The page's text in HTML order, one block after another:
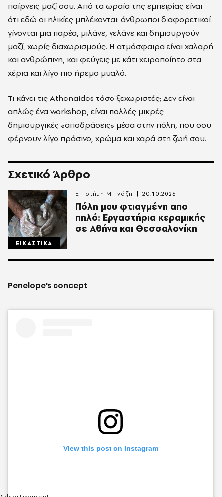
παίρνεις μαζί σου. Από τα ωραία της εμπειρίας είναι
ότι εδώ οι ηλικίες μπλέκονται: άνθρωποι διαφορετικοί
γίνονται μια παρέα, μιλάνε, γελάνε και δημιουργούν
μαζί, χωρίς διαχωρισμούς. Η ατμόσφαιρα είναι χαλαρή
και ανθρώπινη, και φεύγεις με κάτι χειροποίητο στα
χέρια και λίγο πιο ήρεμο μυαλό.
Τι κάνει τις Athenaides τόσο ξεχωριστές; Δεν είναι
απλώς ένα workshop, είναι πολλές μικρές
δημιουργικές «αποδράσεις» μέσα στην πόλη, που σου
φέρνουν λίγο πράσινο, χρώμα και χαρά στη ζωή σου.
Σχετικό Άρθρο
ΕΙΚΑΣΤΙΚΑ
Πόλη μου φτιαγμένη απο
πηλό: Εργαστήρια κεραμικής
σε Αθήνα και Θεσσαλονίκη
Επιστήμη Μπινάζη 20.10.2025
Penelope's concept
View this post on Instagram